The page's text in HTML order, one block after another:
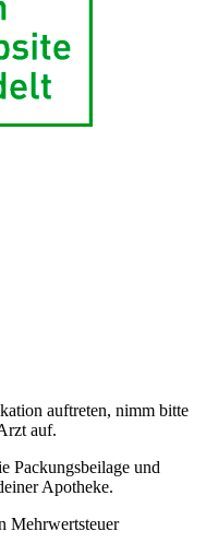
auftreten, nimm bitte
auf.
Packungsbeilage und
Apotheke.
Mehrwertsteuer